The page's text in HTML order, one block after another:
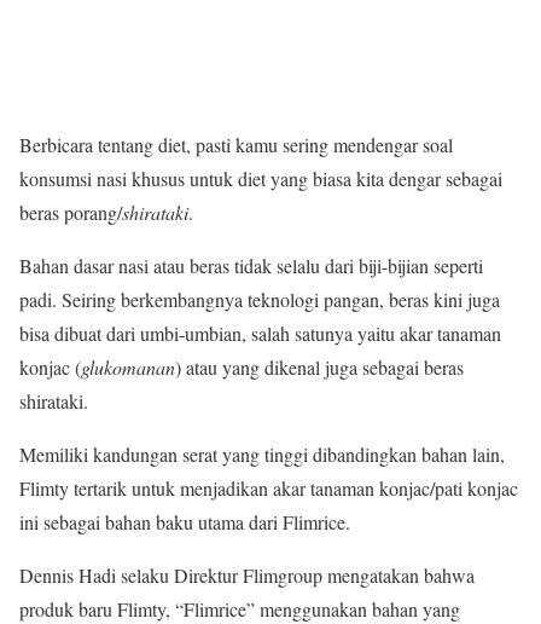
Berbicara tentang diet, pasti kamu sering mendengar soal
konsumsi nasi khusus untuk diet yang biasa kita dengar sebagai
beras porang/shirataki.
Bahan dasar nasi atau beras tidak selalu dari biji-bijian seperti
padi. Seiring berkembangnya teknologi pangan, beras kini juga
bisa dibuat dari umbi-umbian, salah satunya yaitu akar tanaman
konjac (glukomanan) atau yang dikenal juga sebagai beras
shirataki.
Memiliki kandungan serat yang tinggi dibandingkan bahan lain,
Flimty tertarik untuk menjadikan akar tanaman konjac/pati konjac
ini sebagai bahan baku utama dari Flimrice.
Dennis Hadi selaku Direktur Flimgroup mengatakan bahwa
produk baru Flimty, “Flimrice”menggunakan bahan yang